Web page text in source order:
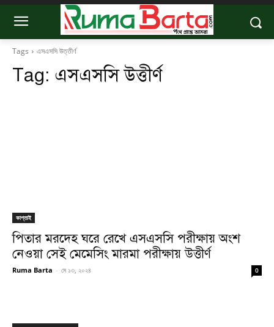
Tags এসএসসি উত্তীর্ণ
Tag: এসএসসি উত্তীর্ণ
কাপ্তাই
পিতার মরদেহ ঘরে রেখে এসএসসি পরীক্ষায় অংশ
নেওয়া সেই মেমেসিং মারমা পরীক্ষায় উত্তীর্ণ
Ruma Barta - মে ১৩, ২০২৪ 0